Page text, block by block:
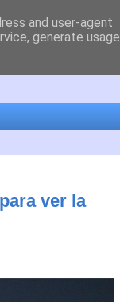
ver la
and user-agent
generate usage